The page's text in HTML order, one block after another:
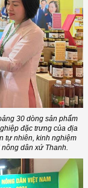
30 dòng sản phẩm
đặc trưng của địa
tự nhiên, kinh nghiệm
dân xứ Thanh.